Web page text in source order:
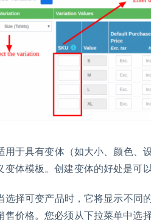
用于具有变体（如大小、颜色、
变体模板。创建变体的好处是可
选择可变产品时，它将显示不同
售价格。您必须从下拉菜单中选